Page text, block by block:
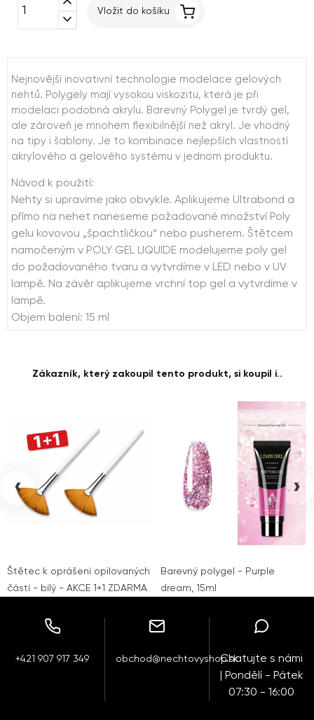
expand_more
Vložit do košíku
Nejnovější inovativní technologie modelace gelových
nehtů. Polygely mají vysokou viskozitu, která je při
modelaci podobná akrylu. Barevný Polygel je tvrdý gel,
ale zároveň je mnohem flexibilnější než akryl. Je vhodný
na tipy i šablony. Je to kombinace nejlepších vlastností
akrylového a gelového systému v jednom produktu.
Návod k použití:
Nehty si upravíme jako obvykle. Aplikujeme Ultrabond a
přímo na nehet naneseme požadované množství Poly
gelu kovovou „špachtličkou“ nebo pusherem. Štětcem
namočeným v POLY GEL LIQUIDE modelujeme poly gel
do požadovaného tvaru a vytvrdíme v LED nebo v UV
lampě. Na závěr aplikujeme vrchní top gel a vytvrdíme v
lampě.
Objem balení: 15 ml
Zákazník, který zakoupil tento produkt, si koupil i..
Štětec k oprášení opilovaných
částí - bílý - AKCE 1+1 ZDARMA
Barevný polygel - Purple
dream, 15ml
‹ ›
+421 907 917 349 obchod@nechtovyshop.skChatujte s námi
| Pondělí - Pátek
07:30 - 16:00